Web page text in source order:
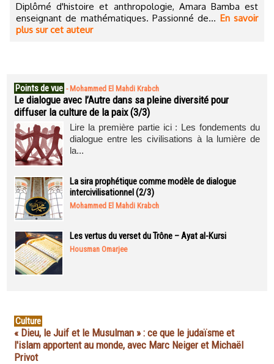
Diplômé d'histoire et anthropologie, Amara Bamba est
enseignant de mathématiques. Passionné de... En savoir
plus sur cet auteur
Points de vue - Mohammed El Mahdi Krabch
Le dialogue avec l’Autre dans sa pleine diversité pour
diffuser la culture de la paix (3/3)
Lire la première partie ici : Les fondements du
dialogue entre les civilisations à la lumière de
la...
La sira prophétique comme modèle de dialogue
intercivilisationnel (2/3)
Mohammed El Mahdi Krabch
Les vertus du verset du Trône – Ayat al-Kursi
Housman Omarjee
Culture
« Dieu, le Juif et le Musulman » : ce que le judaïsme et
l'islam apportent au monde, avec Marc Neiger et Michaël
Privot